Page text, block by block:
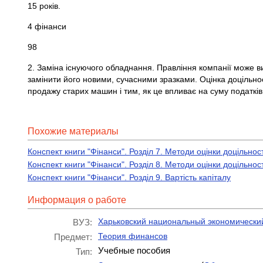
15 років.
4 фінанси
98
2. Заміна існуючого обладнання. Правління компанії може
замінити його новими, сучасними зразками. Оцінка
продажу старих машин і тим, як це впливає на суму
Похожие материалы
Конспект книги "Фінанси". Розділ 7. Методи оцінки
Конспект книги "Фінанси". Розділ 8. Методи оцінки
Конспект книги "Фінанси". Розділ 9. Вартість капіталу
Информация о работе
ВУЗ: Харьковский национальный
Предмет: Теория финансов
Тип:
Учебные пособия